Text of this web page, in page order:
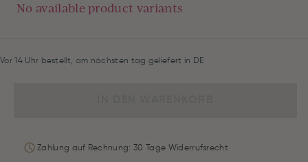
No available product variants
Vor 14 Uhr bestellt, am nächsten tag geliefert in DE
Zahlung auf Rechnung: 30 Tage Widerrufsrecht